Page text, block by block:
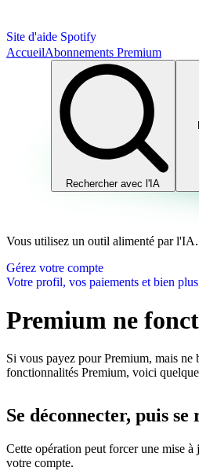
Site d'aide Spotify
AccueilAbonnements Premium
Rechercher avec l'IA
Vous utilisez un outil alimenté par l'IA.
Gérez votre compte
Votre profil, vos paiements et bien
Premium ne
Si vous payez pour Premium, mais ne
fonctionnalités Premium, voici
Se déconnecter, puis
Cette opération peut forcer une mise
votre compte.